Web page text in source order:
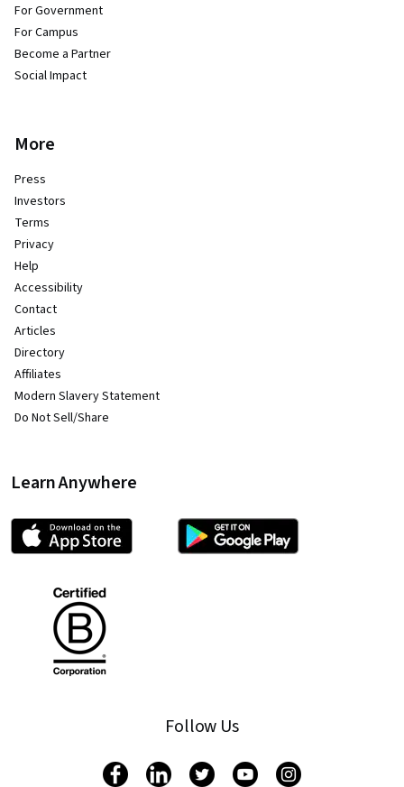
For Government
For Campus
Become a Partner
Social Impact
More
Press
Investors
Terms
Privacy
Help
Accessibility
Contact
Articles
Directory
Affiliates
Modern Slavery Statement
Do Not Sell/Share
Learn Anywhere
Follow Us